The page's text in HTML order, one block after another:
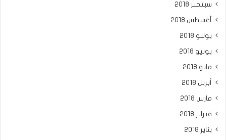
سبتمبر 2018
أغسطس 2018
يوليو 2018
يونيو 2018
مايو 2018
أبريل 2018
مارس 2018
فبراير 2018
يناير 2018